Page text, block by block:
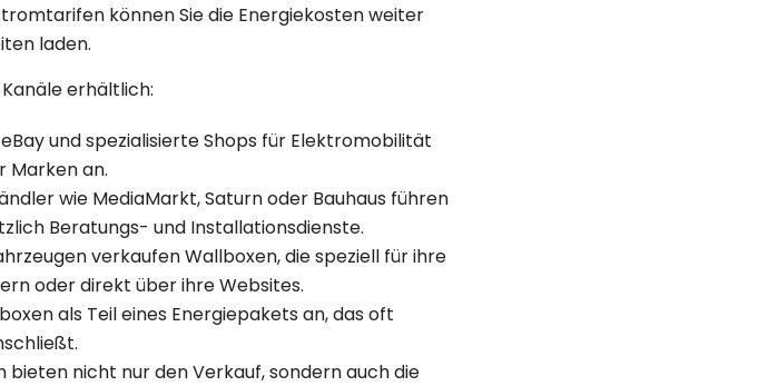
können Sie die Energiekosten weiter
laden.
erhältlich:
und spezialisierte Shops für Elektromobilität
Marken an.
wie MediaMarkt, Saturn oder Bauhaus führen
Beratungs- und Installationsdienste.
verkaufen Wallboxen, die speziell für ihre
oder direkt über ihre Websites.
als Teil eines Energiepakets an, das oft
bieten nicht nur den Verkauf, sondern auch die